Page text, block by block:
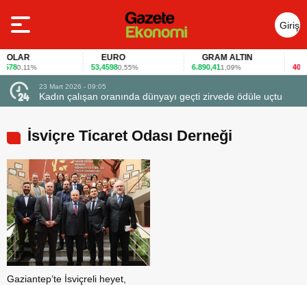
Giriş
Yap
0,11%
EURO
53,45980,55%
GRAM ALTIN
6.890,411,09% 40,65
23 Mart 2026 - 09:05
Kadın çalışan oranında dünyayı geçti zirvede ödüle uçtu
İsviçre Ticaret Odası Derneği
Gaziantep’te İsviçreli heyet,